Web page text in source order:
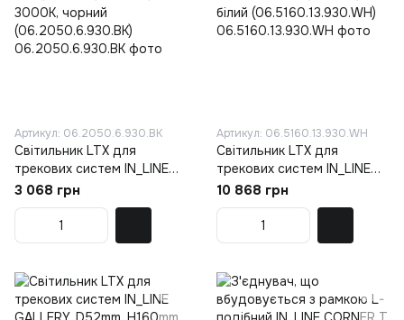
Артикул: 06.2050.6.930.BK
Світильник LTX для
трекових систем IN_LINE
LINEA 205, L205mm, W24,
5mm, H48mm, LED 6W,
3000К, чорний
(06.2050.6.930.BK)
3 068 грн
Артикул: 06.5160.13.930.WH
Світильник LTX для
трекових систем IN_LINE
GALLERY, D52mm, H160mm,
CREE 6.3W LED, 3000K,
білий (06.5160.13.930.WH)
10 868 грн